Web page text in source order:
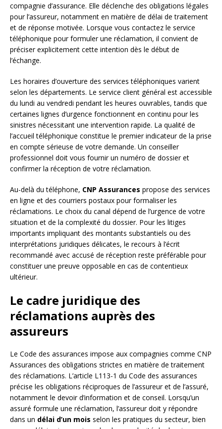
compagnie d’assurance. Elle déclenche des obligations légales
pour l’assureur, notamment en matière de délai de traitement
et de réponse motivée. Lorsque vous contactez le service
téléphonique pour formuler une réclamation, il convient de
préciser explicitement cette intention dès le début de
l’échange.
Les horaires d’ouverture des services téléphoniques varient
selon les départements. Le service client général est accessible
du lundi au vendredi pendant les heures ouvrables, tandis que
certaines lignes d’urgence fonctionnent en continu pour les
sinistres nécessitant une intervention rapide. La qualité de
l’accueil téléphonique constitue le premier indicateur de la prise
en compte sérieuse de votre demande. Un conseiller
professionnel doit vous fournir un numéro de dossier et
confirmer la réception de votre réclamation.
Au-delà du téléphone, CNP Assurances propose des services
en ligne et des courriers postaux pour formaliser les
réclamations. Le choix du canal dépend de l’urgence de votre
situation et de la complexité du dossier. Pour les litiges
importants impliquant des montants substantiels ou des
interprétations juridiques délicates, le recours à l’écrit
recommandé avec accusé de réception reste préférable pour
constituer une preuve opposable en cas de contentieux
ultérieur.
Le cadre juridique des
réclamations auprès des
assureurs
Le Code des assurances impose aux compagnies comme CNP
Assurances des obligations strictes en matière de traitement
des réclamations. L’article L113-1 du Code des assurances
précise les obligations réciproques de l’assureur et de l’assuré,
notamment le devoir d’information et de conseil. Lorsqu’un
assuré formule une réclamation, l’assureur doit y répondre
dans un délai d’un mois selon les pratiques du secteur, bien